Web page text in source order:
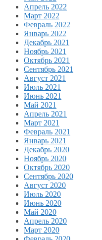
Апрель 2022
Март 2022
Февраль 2022
Январь 2022
Декабрь 2021
Ноябрь 2021
Октябрь 2021
Сентябрь 2021
Август 2021
Июль 2021
Июнь 2021
Май 2021
Апрель 2021
Март 2021
Февраль 2021
Январь 2021
Декабрь 2020
Ноябрь 2020
Октябрь 2020
Сентябрь 2020
Август 2020
Июль 2020
Июнь 2020
Май 2020
Апрель 2020
Март 2020